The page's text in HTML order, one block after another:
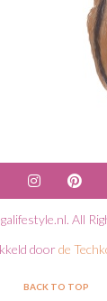
All
door de
BACK TO TOP